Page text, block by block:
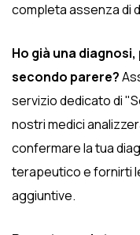
completa assenza di
Ho già una
secondo parere?
servizio dedicato di
nostri medici
confermare la tua
terapeutico e fornirti
aggiuntive.